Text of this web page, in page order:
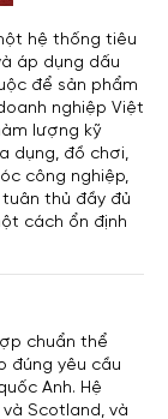
hệ thống tiêu
áp dụng dấu
để sản phẩm
nghiệp Việt
lượng kỹ
dụng, đồ chơi,
công nghiệp,
thủ đầy đủ
cách ổn định
chuẩn thể
đúng yêu cầu
Anh. Hệ
Scotland, và